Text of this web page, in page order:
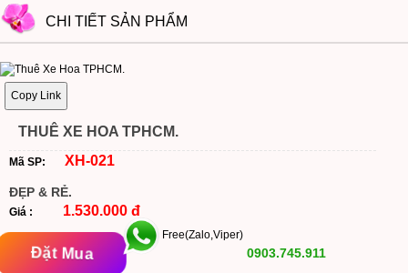
CHI TIẾT SẢN PHẨM
Copy Link
THUÊ XE HOA TPHCM.
Mã SP: XH-021
ĐẸP & RẺ.
Giá : 1.530.000 đ
Đặt Mua
Free(Zalo,Viper)
0903.745.911